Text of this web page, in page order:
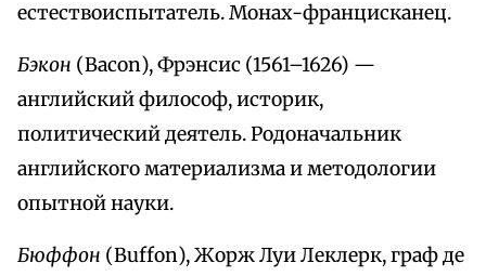
естествоиспытатель. Монах-францисканец.
Бэкон (Bacon), Фрэнсис (1561–1626) —
английский философ, историк,
политический деятель. Родоначальник
английского материализма и методологии
опытной науки.
Бюффон (Buffon), Жорж Луи Леклерк, граф де